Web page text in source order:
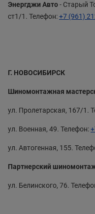
Энергджи Авто- Старый
ст1/1. Телефон:+7 (961)
Г. НОВОСИБИРСК
Шиномонтажная
ул. Пролетарская, 167/1.
ул. Военная, 49. Телефон:
ул. Автогенная, 155.
Партнерский
ул. Белинского, 76.